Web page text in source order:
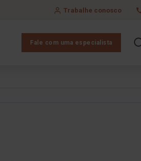
Trabalhe conosco
Fale com uma especialista